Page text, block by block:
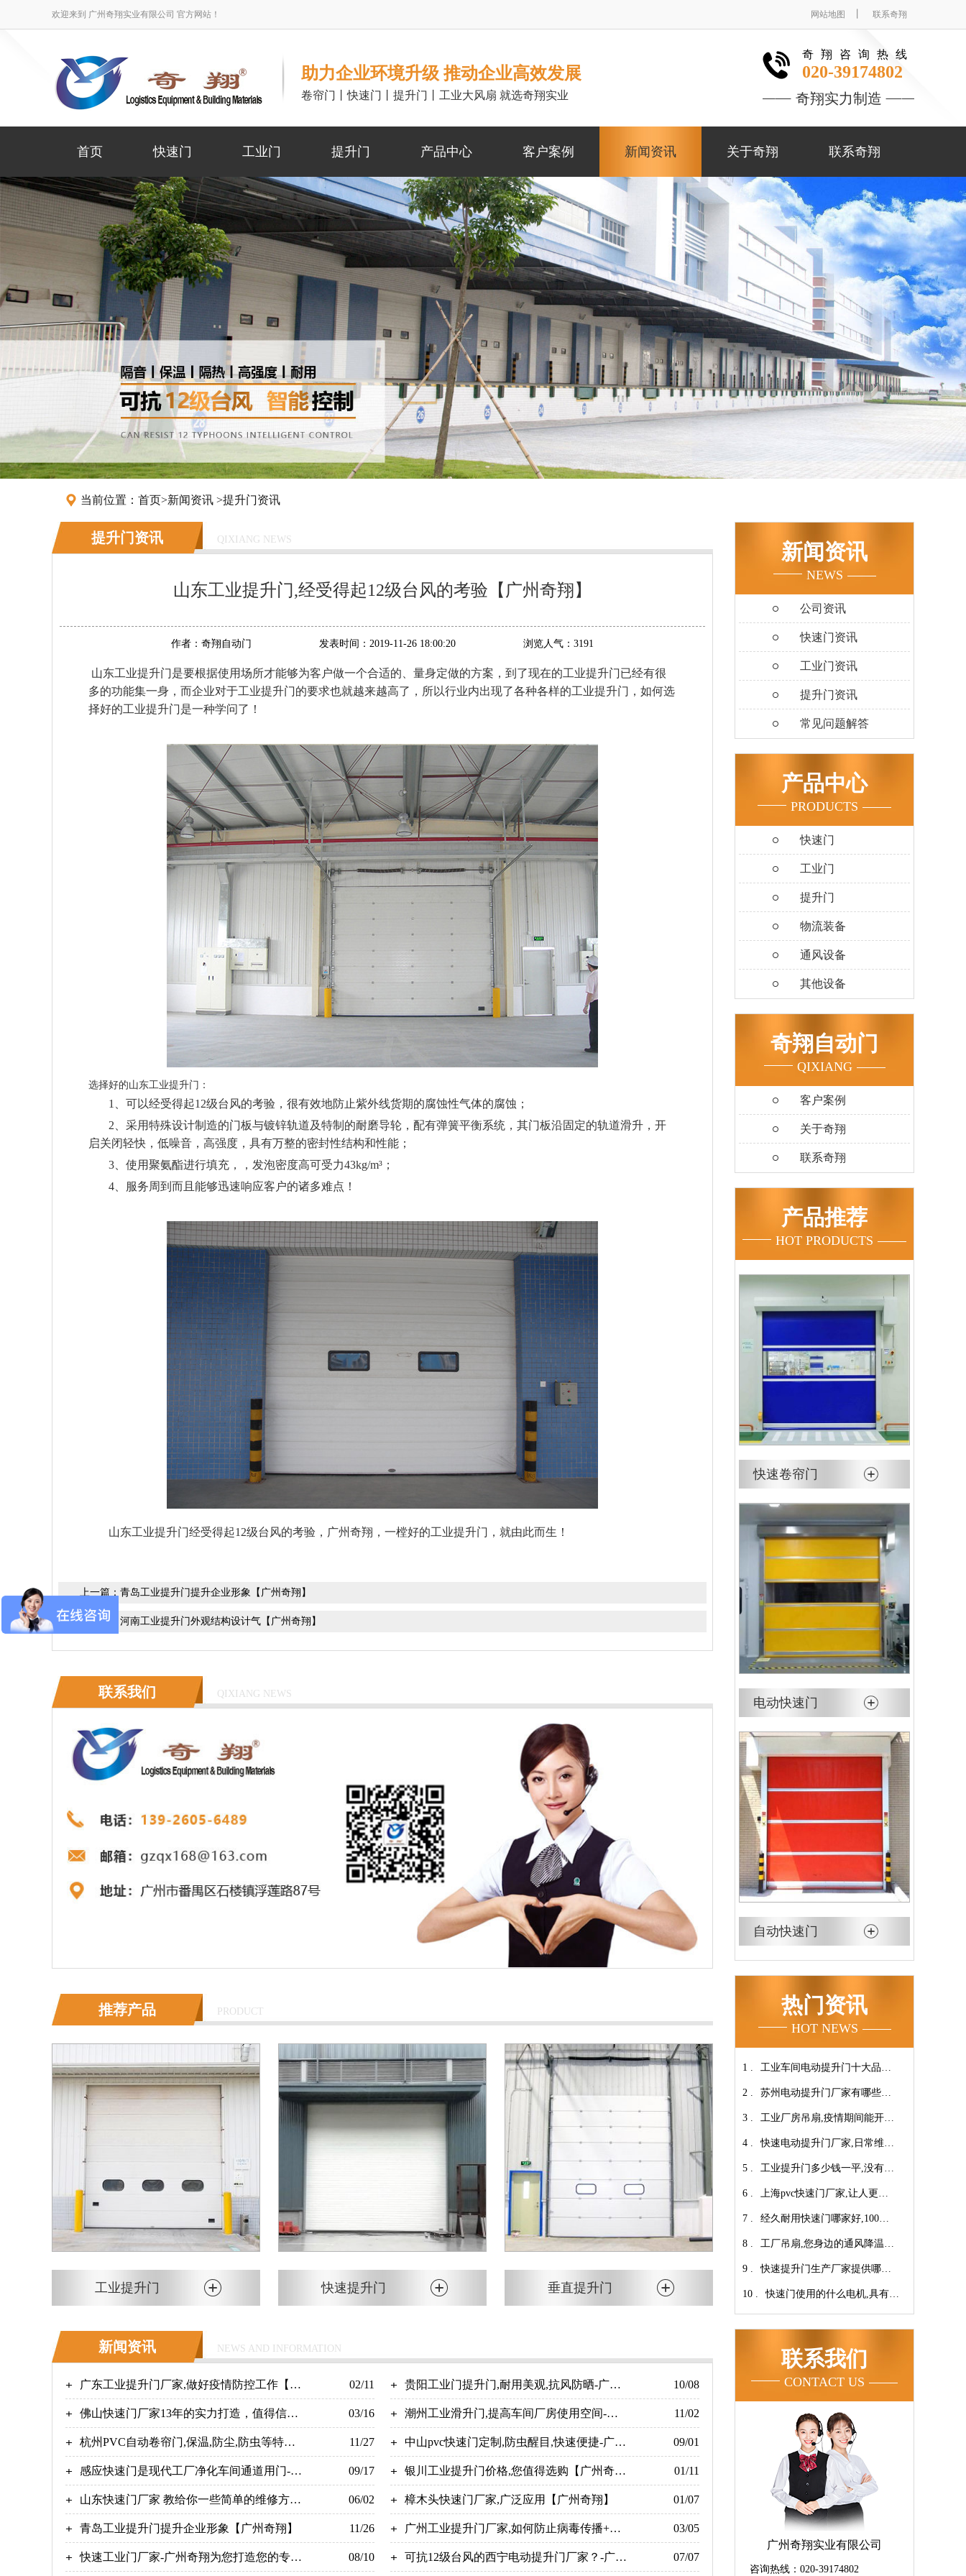
欢迎来到 广州奇翔实业有限公司 官方网站！ 网站地图 联系奇翔
助力企业环境升级 推动企业高效发展
卷帘门丨快速门丨提升门丨工业大风扇 就选奇翔实业
奇翔咨询热线
020-39174802
奇翔实力制造
首页 快速门 工业门 提升门 产品中心 客户案例 新闻资讯 关于奇翔 联系奇翔
当前位置： 首页>新闻资讯 >提升门资讯
提升门资讯 QIXIANG NEWS
山东工业提升门,经受得起12级台风的考验【广州奇翔】
作者： 奇翔自动门 发表时间： 2019-11-26 18:00:20 浏览人气： 3191
山东工业提升门是要根据使用场所才能够为客户做一个合适的、量身定做的方案，到了现在的工业提升门已经有很
多的功能集一身，而企业对于工业提升门的要求也就越来越高了，所以行业内出现了各种各样的工业提升门，如何选
择好的工业提升门是一种学问了！
选择好的山东工业提升门：
1、可以经受得起12级台风的考验，很有效地防止紫外线货期的腐蚀性气体的腐蚀；
2、 采用特殊设计制造的门板与镀锌轨道及特制的耐磨导轮，配有弹簧平衡系统，其门板沿固定的轨道滑升，开
启关闭轻快，低噪音，高强度，具有万整的密封性结构和性能；
3、使用聚氨酯进行填充，，发泡密度高可受力43kg/m³；
4、服务周到而且能够迅速响应客户的诸多难点！
山东工业提升门经受得起12级台风的考验， 广州奇翔，一樘好的工业提升门，就由此而生！
上一篇： 青岛工业提升门提升企业形象【广州奇翔】
下一篇： 河南工业提升门外观结构设计气【广州奇翔】
联系我们 QIXIANG NEWS
推荐产品 PRODUCT
工业提升门 快速提升门 垂直提升门
新闻资讯 NEWS AND INFORMATION
广东工业提升门厂家,做好疫情防控工作【广
州奇翔】
02/11 贵阳工业门提升门,耐用美观,抗风防晒-广州
奇翔
10/08
佛山快速门厂家13年的实力打造，值得信
赖！【广州奇翔】
03/16 潮州工业滑升门,提高车间厂房使用空间-广
州奇翔
11/02
杭州PVC自动卷帘门,保温,防尘,防虫等特点-
广州奇翔
11/27 中山pvc快速门定制,防虫醒目,快速便捷-广州
奇翔
09/01
感应快速门是现代工厂净化车间通道用门-广
州奇翔
09/17 银川工业提升门价格,您值得选购【广州奇
翔】
01/11
山东快速门厂家 教给你一些简单的维修方法
广州奇翔
06/02 樟木头快速门厂家,广泛应用【广州奇翔】 01/07
青岛工业提升门提升企业形象【广州奇翔】 11/26 广州工业提升门厂家,如何防止病毒传播+降
低病毒浓度【广州奇翔】
03/05
快速工业门厂家-广州奇翔为您打造您的专属 08/10 可抗12级台风的西宁电动提升门厂家？-广州 07/07
新闻资讯
NEWS
公司资讯
快速门资讯
工业门资讯
提升门资讯
常见问题解答
产品中心
PRODUCTS
快速门
工业门
提升门
物流装备
通风设备
其他设备
奇翔自动门
QIXIANG
客户案例
关于奇翔
联系奇翔
产品推荐
HOT PRODUCTS
快速卷帘门
电动快速门
自动快速门
热门资讯
HOT NEWS
1 . 工业车间电动提升门十大品牌
【广州奇翔】
2 . 苏州电动提升门厂家有哪些优
势特点呢？-广州奇翔
3 . 工业厂房吊扇,疫情期间能开空
调吗?【广州奇翔】
4 . 快速电动提升门厂家,日常维保
小技巧！【广州奇翔】
5 . 工业提升门多少钱一平,没有中
间商差价放心选购【广州奇
翔】
6 . 上海pvc快速门厂家,让人更安
心-广州奇翔
7 . 经久耐用快速门哪家好,100万
次连续开启设计【广州奇翔】
8 . 工厂吊扇,您身边的通风降温专
家！【广州奇翔】
9 . 快速提升门生产厂家提供哪些
服务呢-广州奇翔
10 . 快速门使用的什么电机,具有快
联系我们
CONTACT US
广州奇翔实业有限公司
咨询热线：020-39174802